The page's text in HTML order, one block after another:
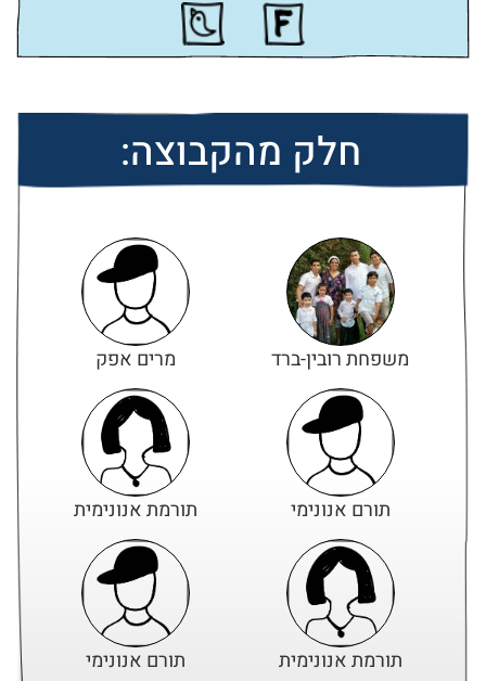
חלק מהקבוצה:
משפחת רובין-ברד מרים אפק
תורם אנונימי תורמת אנונימית
תורמת אנונימית תורם אנונימי